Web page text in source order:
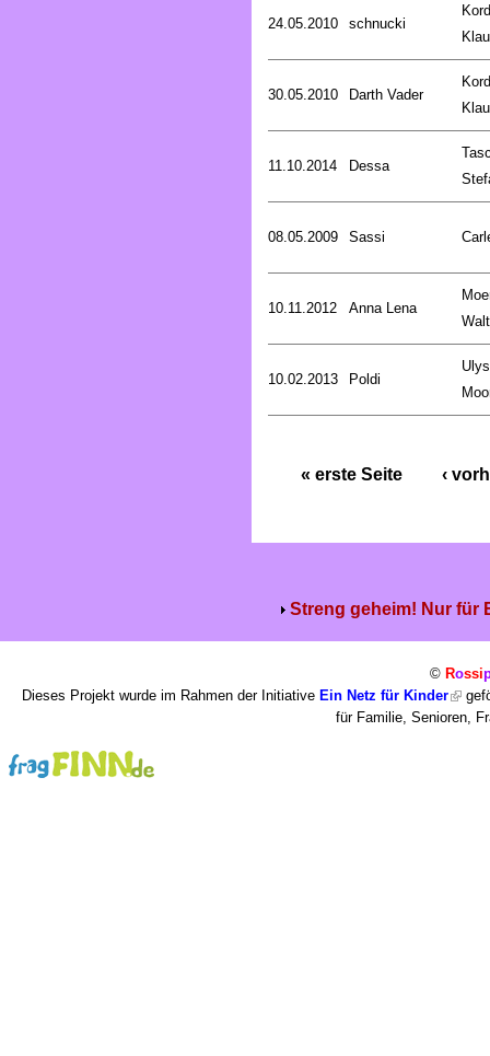
24.05.2010 schnucki
30.05.2010 Darth Vader
11.10.2014 Dessa
08.05.2009 Sassi
10.11.2012 Anna Lena
10.02.2013 Poldi
« erste Seite ‹
Streng geheim! Nur für
© Rossi
Dieses Projekt wurde im Rahmen der Initiative Ein Netz für Kinder
für Familie, Senioren,